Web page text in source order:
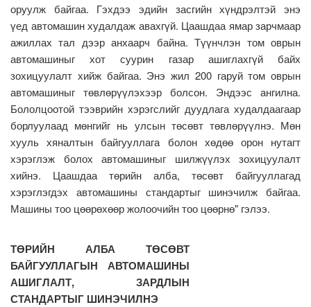
оруулж байгаа. Гэхдээ эдийн засгийн хүндрэлтэй энэ
үед автомашин худалдаж авахгүй. Цаашдаа ямар зарчмаар
ажиллах тал дээр анхаарч байна. Түүнчлэн том оврын
автомашиныг хот суурин газар ашиглахгүй байх
зохицуулалт хийж байгаа. Энэ жил 200 гаруй том оврын
автомашиныг төвлөрүүлэхээр болсон. Эндээс ангилна.
Бололцоотой тээврийн хэрэгслийг дуудлага худалдаагаар
борлуулаад мөнгийг нь улсын төсөвт төвлөрүүлнэ. Мөн
хууль хяналтын байгууллага болон хөдөө орон нутагт
хэрэглэж болох автомашиныг шилжүүлэх зохицуулалт
хийнэ. Цаашдаа төрийн алба, төсөвт байгууллагад
хэрэглэгдэх автомашины стандартыг шинэчилж байгаа.
Машины тоо цөөрөхөөр жолоочийн тоо цөөрнө" гэлээ.
ТӨРИЙН АЛБА ТӨСӨВТ
БАЙГУУЛЛАГЫН АВТОМАШИНЫ
АШИГЛАЛТ, ЗАРДЛЫН
СТАНДАРТЫГ ШИНЭЧИЛНЭ